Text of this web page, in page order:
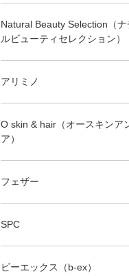
Natural Beauty Selection（ナ
ルビューティセレクション）
アリミノ
O skin & hair（オースキンア
ア）
フェザー
SPC
ビーエックス（b-ex）